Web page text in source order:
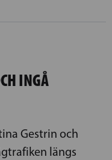
INGÅ
Gestrin och
längs